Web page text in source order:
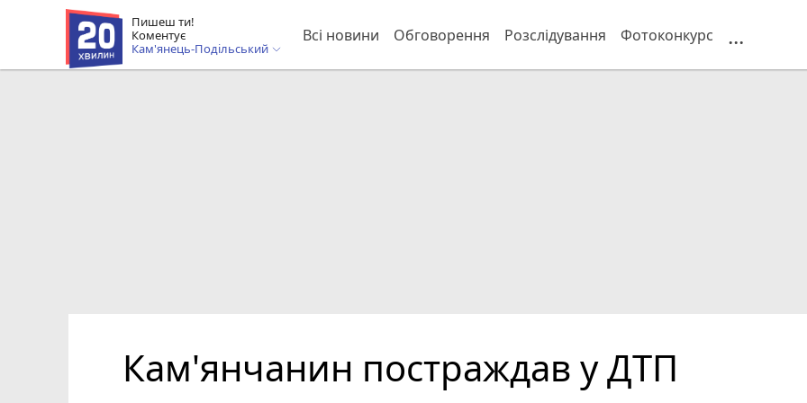
Пишеш ти!
Коментує
Кам'янець-Подільський
Всі новини Обговорення Розслідування Фотоконкурс ...
Кам'янчанин постраждав у ДТП